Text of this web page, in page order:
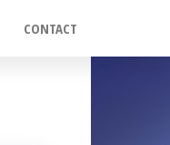
CONTACT